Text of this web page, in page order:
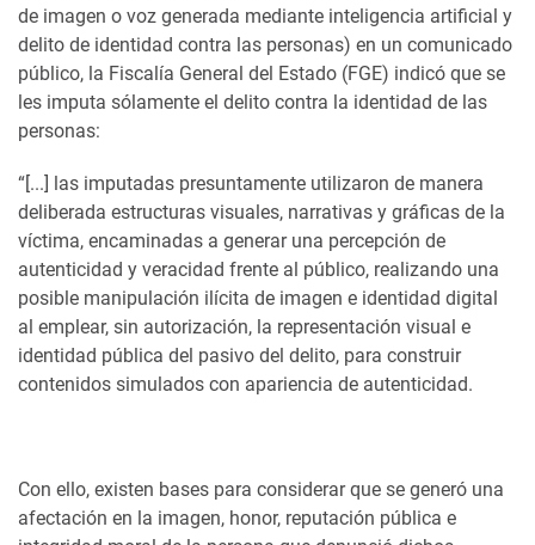
de imagen o voz generada mediante inteligencia artificial y
delito de identidad contra las personas) en un comunicado
público, la Fiscalía General del Estado (FGE) indicó que se
les imputa sólamente el delito contra la identidad de las
personas:
“[...] las imputadas presuntamente utilizaron de manera
deliberada estructuras visuales, narrativas y gráficas de la
víctima, encaminadas a generar una percepción de
autenticidad y veracidad frente al público, realizando una
posible manipulación ilícita de imagen e identidad digital
al emplear, sin autorización, la representación visual e
identidad pública del pasivo del delito, para construir
contenidos simulados con apariencia de autenticidad.
Con ello, existen bases para considerar que se generó una
afectación en la imagen, honor, reputación pública e